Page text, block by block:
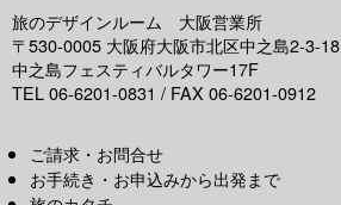
旅のデザインルーム 大阪営業所
〒530-0005 大阪府大阪市北区中之島2-3-18
中之島フェスティバルタワー17F
TEL 06-6201-0831 / FAX 06-6201-0912
ご請求・お問合せ
お手続き・お申込みから出発まで